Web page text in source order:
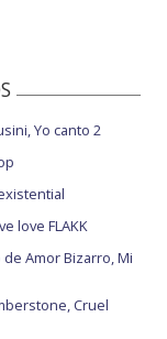
Yo canto 2
love FLAKK
Amor Bizarro, Mi
Cruel